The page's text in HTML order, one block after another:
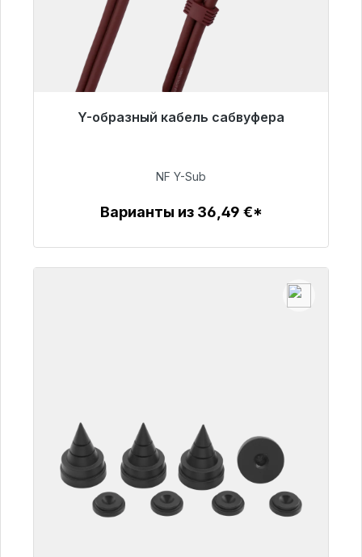
Y-образный кабель сабвуфера
Готовы к немедленной отправке, срок
50,99 €
NF Y-Sub
Варианты из 36,49 €*